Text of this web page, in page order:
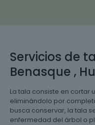
Servicios de
Benasque ,
La tala consiste en cortar
eliminándolo por
busca conservar, la tala
enfermedad del árbol o